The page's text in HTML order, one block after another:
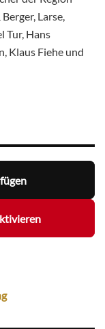
Larse,
Tur, Hans
Klaus Fiehe und